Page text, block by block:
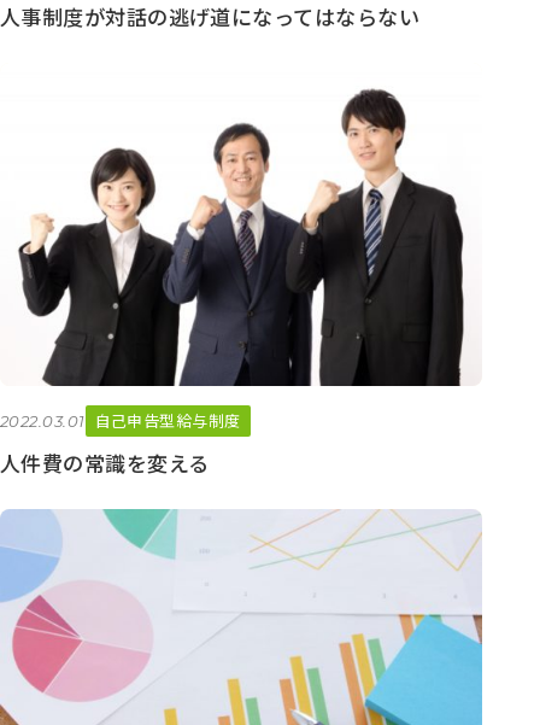
人事制度が対話の逃げ道になってはならない
2022.03.01 自己申告型給与制度
人件費の常識を変える